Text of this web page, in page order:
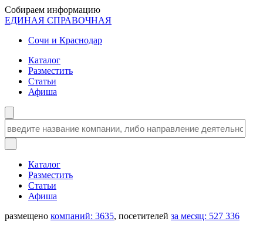
Собираем информацию
ЕДИНАЯ СПРАВОЧНАЯ
Сочи и Краснодар
Каталог
Разместить
Статьи
Афиша
Каталог
Разместить
Статьи
Афиша
размещено компаний: 3635, посетителей за месяц: 527 336